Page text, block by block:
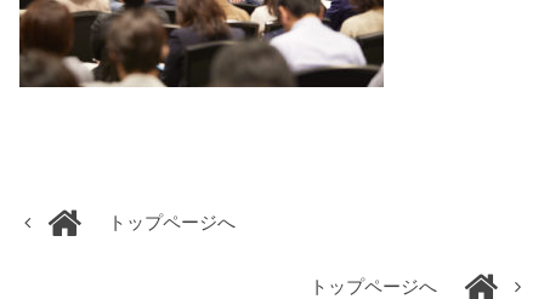
トップページへ
トップページへ